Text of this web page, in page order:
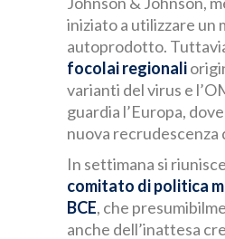
iniziato a utilizzare un
autoprodotto.
focolai regionali
varianti del virus e
guardia l’Europa,
nuova recrudescenza
In settimana si
comitato di politica
BCE, che
anche dell’inattesa